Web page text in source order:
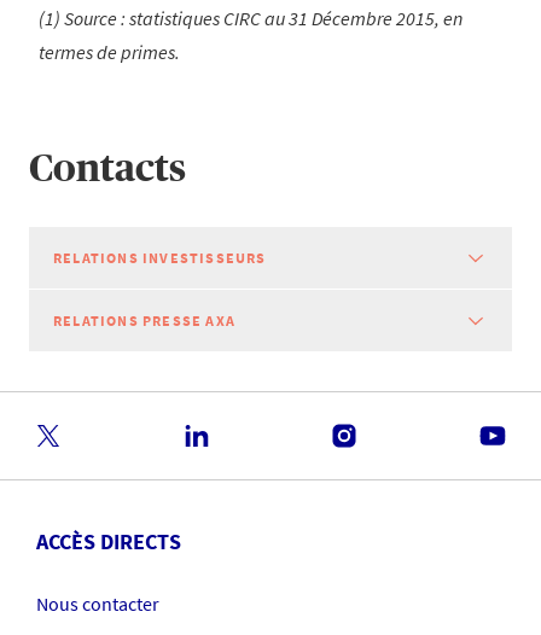
(1) Source : statistiques CIRC au 31 Décembre 2015, en
termes de primes.
Contacts
RELATIONS INVESTISSEURS
RELATIONS PRESSE AXA
ACCÈS DIRECTS
Nous contacter